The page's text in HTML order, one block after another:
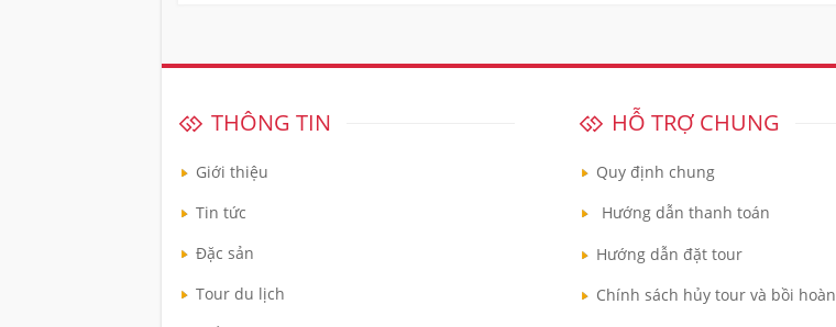
THÔNG TIN
Giới thiệu
Tin tức
Đặc sản
Tour du lịch
HỖ TRỢ CHUNG
Quy định chung
Hướng dẫn thanh toán
Hướng dẫn đặt tour
Chính sách hủy tour và bồi hoàn